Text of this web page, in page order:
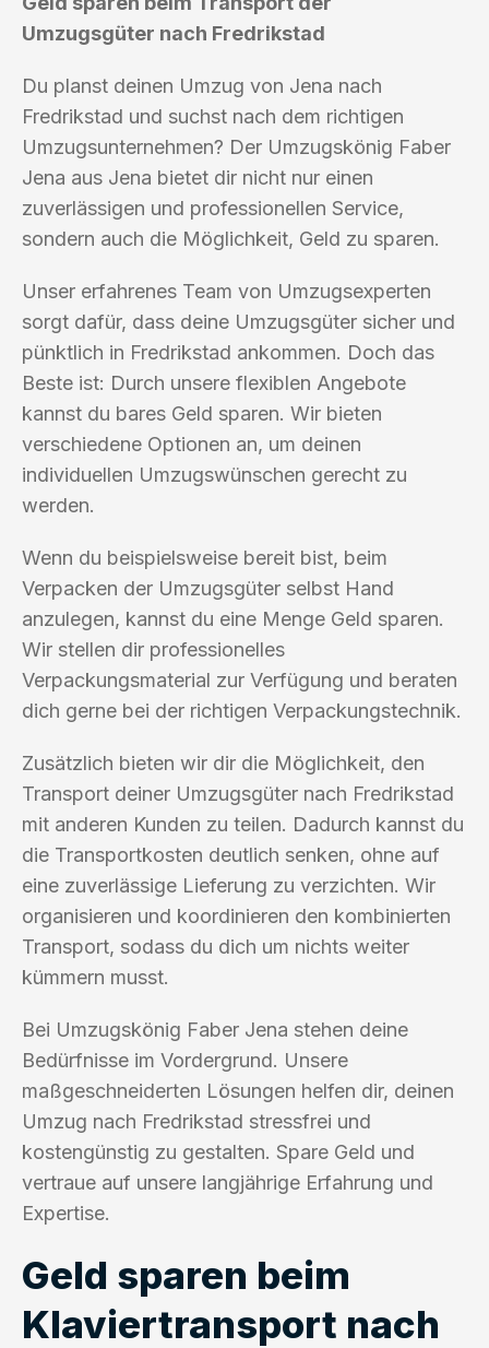
Umzugsgüter nach Fredrikstad
Du planst deinen Umzug von Jena nach
Fredrikstad und suchst nach dem richtigen
Umzugsunternehmen? Der Umzugskönig Faber
Jena aus Jena bietet dir nicht nur einen
zuverlässigen und professionellen Service,
sondern auch die Möglichkeit, Geld zu sparen.
Unser erfahrenes Team von Umzugsexperten
sorgt dafür, dass deine Umzugsgüter sicher und
pünktlich in Fredrikstad ankommen. Doch das
Beste ist: Durch unsere flexiblen Angebote
kannst du bares Geld sparen. Wir bieten
verschiedene Optionen an, um deinen
individuellen Umzugswünschen gerecht zu
werden.
Wenn du beispielsweise bereit bist, beim
Verpacken der Umzugsgüter selbst Hand
anzulegen, kannst du eine Menge Geld sparen.
Wir stellen dir professionelles
Verpackungsmaterial zur Verfügung und beraten
dich gerne bei der richtigen Verpackungstechnik.
Zusätzlich bieten wir dir die Möglichkeit, den
Transport deiner Umzugsgüter nach Fredrikstad
mit anderen Kunden zu teilen. Dadurch kannst du
die Transportkosten deutlich senken, ohne auf
eine zuverlässige Lieferung zu verzichten. Wir
organisieren und koordinieren den kombinierten
Transport, sodass du dich um nichts weiter
kümmern musst.
Bei Umzugskönig Faber Jena stehen deine
Bedürfnisse im Vordergrund. Unsere
maßgeschneiderten Lösungen helfen dir, deinen
Umzug nach Fredrikstad stressfrei und
kostengünstig zu gestalten. Spare Geld und
vertraue auf unsere langjährige Erfahrung und
Expertise.
Geld sparen beim
Klaviertransport nach